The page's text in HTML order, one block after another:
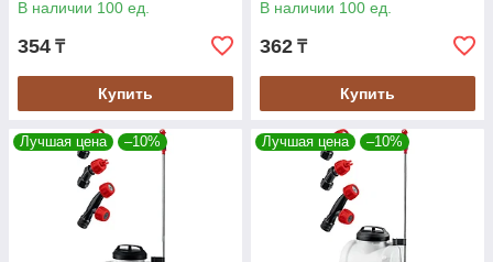
В наличии 100 ед.
354 ₸
Купить
В наличии 100 ед.
362 ₸
Купить
Лучшая цена –10% Лучшая цена –10%